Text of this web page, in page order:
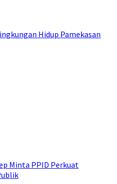
Hidup Pamekasan
Minta PPID Perkuat